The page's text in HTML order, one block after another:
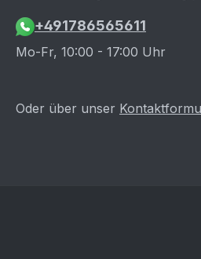
+491786565611
Mo-Fr, 10:00 - 17:00 Uhr
Oder über unser